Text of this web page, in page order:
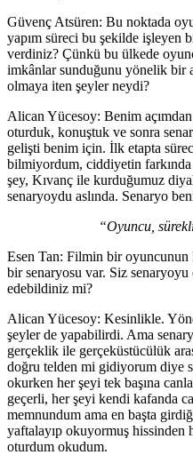
Güvenç Atsüren: Bu noktada
yapım süreci bu şekilde işleyen
verdiniz? Çünkü bu ülkede
imkânlar sunduğunu yönelik bir
olmaya iten şeyler neydi?
Alican Yücesoy: Benim
oturduk, konuştuk ve sonra
gelişti benim için. İlk etapta
bilmiyordum, ciddiyetin
şey, Kıvanç ile kurduğumuz
senaryoydu aslında. Senaryo
“Oyuncu,
Esen Tan: Filmin bir oyuncunun
birsenaryosu var. Siz senaryoyu
edebildiniz mi?
Alican Yücesoy: Kesinlikle.
şeyler de yapabilirdi. Ama
gerçeklik ile gerçeküstücülük
doğru telden mi gidiyorum diye
okurken her şeyi tek başına
geçerli, her şeyi kendi kafanda
memnundum ama en başta
yaftalayıp okuyormuş hissinden
oturdum okudum.